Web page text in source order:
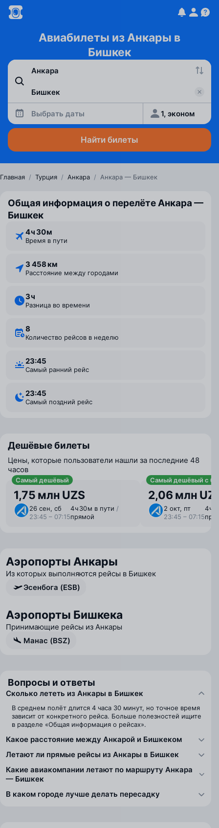
Авиабилеты из Анкары в
Бишкек
Выбрать даты 1, эконом
Найти билеты
Главная / Турция / Анкара / Анкара — Бишкек
Общая информация о перелёте Анкара —
Бишкек
4 ⁠ч 30 ⁠м
Время в пути
3 458 км
Расстояние между городами
3 ⁠ч
Разница во времени
8
Количество рейсов в неделю
23:45
Самый ранний рейс
23:45
Самый поздний рейс
Дешёвые билеты
Цены, которые пользователи нашли за последние 48
часов
Самый дешёвый
1,75 млн UZS
26 сен, сб
23:45 – 07:15
4 ⁠ч 30 ⁠м в пути /
прямой
Самый дешёвый с
2,06 млн
2 окт, пт
23:45 – 07:15
4 ⁠ч
Аэропорты Анкары
Из которых выполняются рейсы в Бишкек
Эсенбога (ESB)
Аэропорты Бишкека
Принимающие рейсы из Анкары
Манас (BSZ)
Вопросы и ответы
Сколько лететь из Анкары в Бишкек
В среднем полёт длится 4 часа 30 минут, но точное время
зависит от конкретного рейса. Больше полезностей ищите
в разделе «Общая информация о рейсах».
Какое расстояние между Анкарой и Бишкеком
Летают ли прямые рейсы из Анкары в Бишкек
Какие авиакомпании летают по маршруту Анкара
— Бишкек
В каком городе лучше делать пересадку